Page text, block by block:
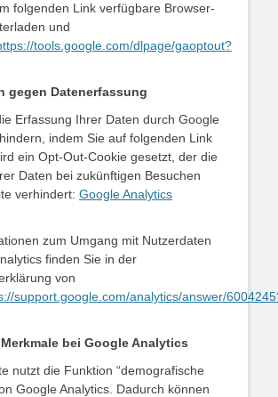
folgenden Link verfügbare Browser-
und
tools.google.com/dlpage/gaoptout?
gegen Datenerfassung
Erfassung Ihrer Daten durch Google
indem Sie auf folgenden Link
ein Opt-Out-Cookie gesetzt, der die
Daten bei zukünftigen Besuchen
verhindert: Google Analytics
zum Umgang mit Nutzerdaten
finden Sie in der
von
support.google.com/analytics/answer/
bei Google Analytics
nutzt die Funktion “demografische
Google Analytics. Dadurch können